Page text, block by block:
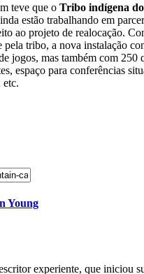
teve que o Tribo indígena
estão trabalhando em
ao projeto de realocação.
pela tribo, a nova instalação
jogos, mas também com 250
espaço para conferências
etc.
Young
experiente, que iniciou